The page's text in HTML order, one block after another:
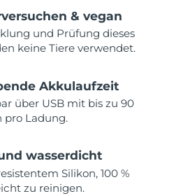
& vegan
und Prüfung dieses
keine Tiere verwendet.
Akkulaufzeit
über USB mit bis zu 90
pro Ladung.
wasserdicht
Silikon, 100 %
zu reinigen.